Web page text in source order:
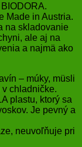
Made in Austria.
na skladovanie
ale aj na
a najmä ako
– múky, müsli
chladničke.
plastu, ktorý sa
Je pevný a
neuvoľňuje pri